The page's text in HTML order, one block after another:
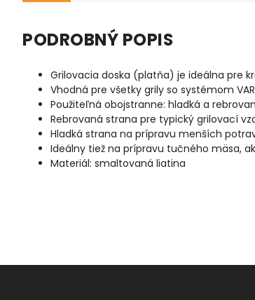
PODROBNÝ POPIS
Grilovacia doska (platňa) je ideálna pre
Vhodná pre všetky grily so systémom
Použiteľná obojstranne: hladká a
Rebrovaná strana pre typický grilovací
Hladká strana na prípravu menších
Ideálny tiež na prípravu tučného mäsa,
Materiál: smaltovaná liatina